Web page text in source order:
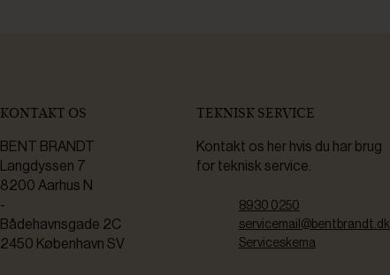
KONTAKT OS
BENT BRANDT
Langdyssen 7
8200 Aarhus N
-
Bådehavnsgade 2C
2450 København SV
TEKNISK SERVICE
Kontakt os her hvis du har brug
for teknisk service.
8930 0250
servicemail@bentbrandt.dk
Serviceskema